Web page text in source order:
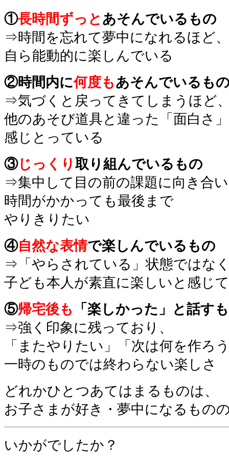
①長時間ずっと あそんでいるもの
⇒時間を忘れて夢中になれるほど、
自ら能動的に楽しんでいる
②時間内に何度もあそんでいるも
⇒気づくと戻ってきてしまうほど
他のあそび道具と違った「面白さ
感じとっている
③じっくり 取り組んでいるもの
⇒集中して目の前の課題に向き合
時間がかかっても最後まで
やりきりたい
④自然な表情で楽しんでいるもの
⇒「やらされている」状態ではな
子ども本人が素直に楽しいと感じ
⑤帰宅後も
「楽しかった」と話す
⇒強く印象に残っており、
「またやりたい」「次は何を作ろ
一時のものでは終わらない楽しさ
どれかひとつあてはまるものは、
お子さまが好き・夢中になるもの
いかがでしたか？